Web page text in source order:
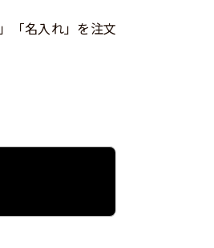
「名入れ」を注文